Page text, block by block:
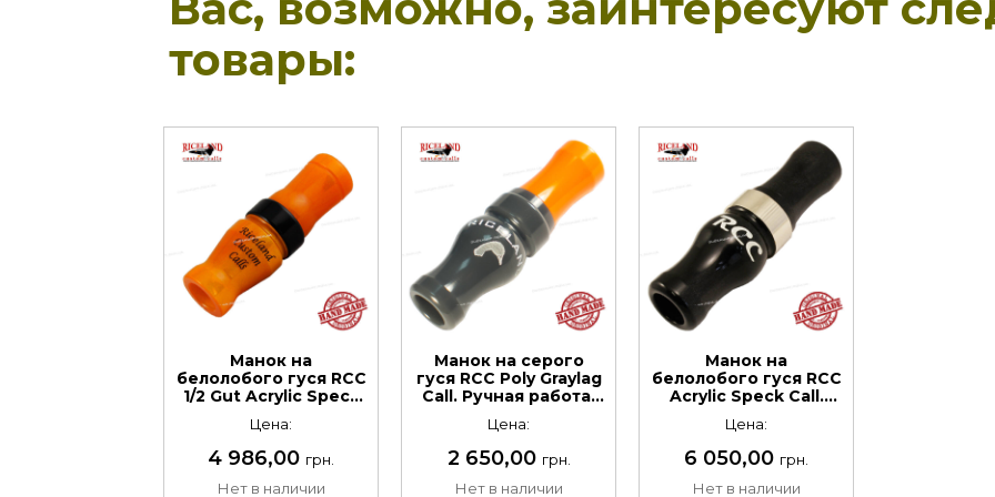
товары:
Манок на
белолобого гуся RСС
1/2 Gut Acrylic Speck
Материал: акрил
Цена:
4 986,00 грн.
Нет в наличии
Манок на серого
гуся RCC Poly Graylag
Call. Ручная работа.
полиуретан
Цена:
2 650,00 грн.
Нет в наличии
Манок на
белолобого гуся RСС
Acrylic Speck Call.
Материал: акрил
Цена:
6 050,00 грн.
Нет в наличии